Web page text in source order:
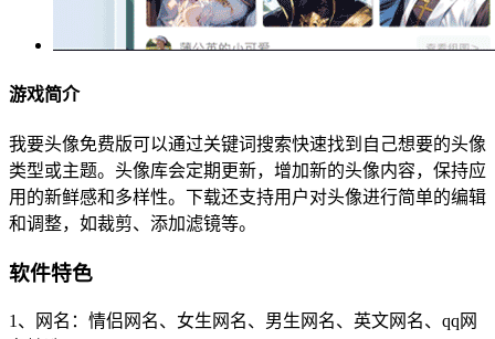
游戏简介
我要头像免费版可以通过关键词搜索快速找到自己想要的头像
类型或主题。头像库会定期更新，增加新的头像内容，保持应
用的新鲜感和多样性。下载还支持用户对头像进行简单的编辑
和调整，如裁剪、添加滤镜等。
软件特色
1、网名：情侣网名、女生网名、男生网名、英文网名、qq网